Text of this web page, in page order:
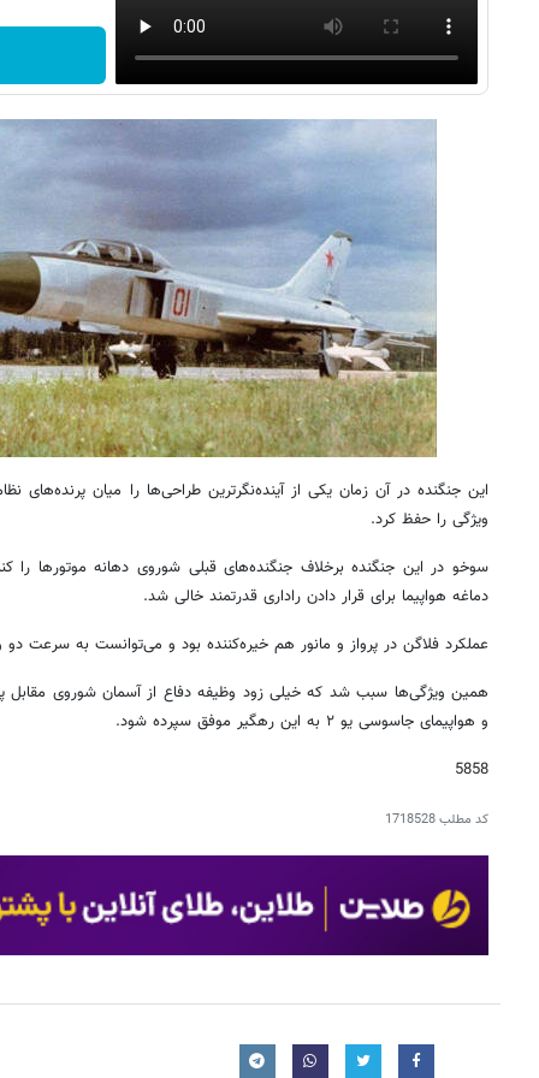
این جنگنده در آن زمان یکی از آینده‌نگرترین طراحی‌ها را میان
ویژگی را حفظ کرد.
سوخو در این جنگنده برخلاف جنگنده‌های قبلی شوروی دهانه موتورها را
دماغه هواپیما برای قرار دادن راداری قدرتمند خالی شد.
عملکرد فلاگن در پرواز و مانور هم خیره‌کننده بود و می‌توانست به سرعت
و هواپیمای جاسوسی یو ۲ به این رهگیر موفق سپرده شود.
5858
کد مطلب1718528